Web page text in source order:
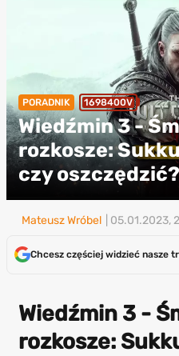
PORADNIK 1698400V
Wiedźmin 3 -
rozkosze:
czy oszczędzić?
Mateusz Wróbel | 05.01.2023,
Chcesz częściej widzieć nasze
Wiedźmin 3 -
rozkosze: